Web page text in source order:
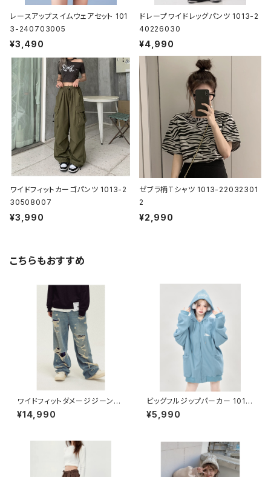
レースアップスイムウェアセット 101
3-240703005
¥3,490
ドレープワイドレッグパンツ 1013-2
40226030
¥4,990
ワイドフィットカーゴパンツ 1013-2
30508007
¥3,990
ゼブラ柄Tシャツ 1013-22032301
2
¥2,990
こちらもおすすめ
ワイドフィットダメージジーンズ
1013-230422001
¥14,990
ビッグフルジップパーカー 1013
-230820006
¥5,990